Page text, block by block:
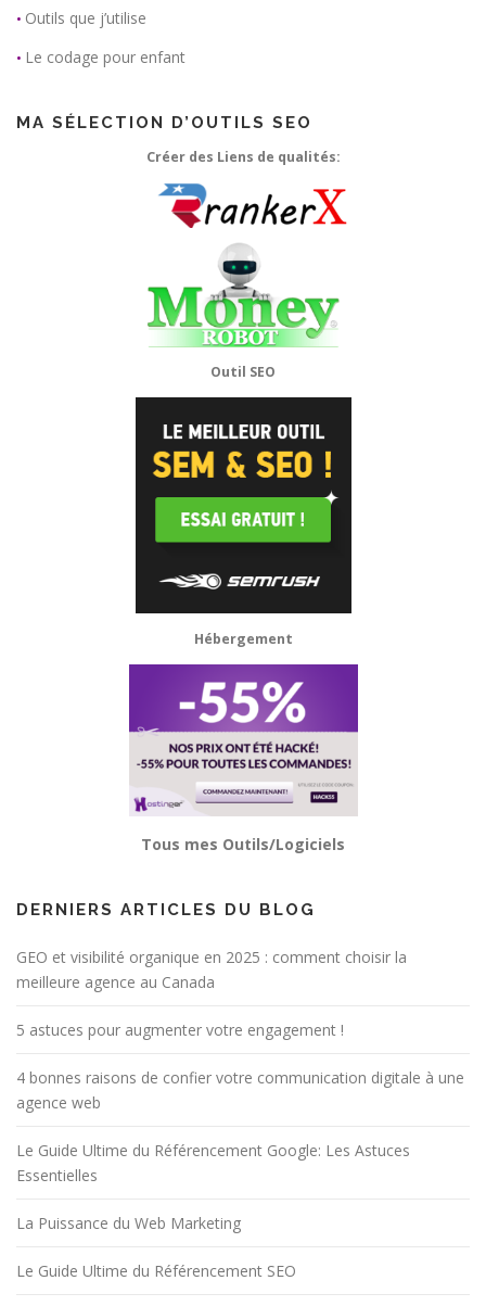
• Outils que j’utilise
• Le codage pour enfant
MA SÉLECTION D’OUTILS SEO
Créer des Liens de qualités:
Outil SEO
Hébergement
Tous mes Outils/Logiciels
DERNIERS ARTICLES DU BLOG
GEO et visibilité organique en 2025 : comment choisir la
meilleure agence au Canada
5 astuces pour augmenter votre engagement !
4 bonnes raisons de confier votre communication digitale à une
agence web
Le Guide Ultime du Référencement Google: Les Astuces
Essentielles
La Puissance du Web Marketing
Le Guide Ultime du Référencement SEO